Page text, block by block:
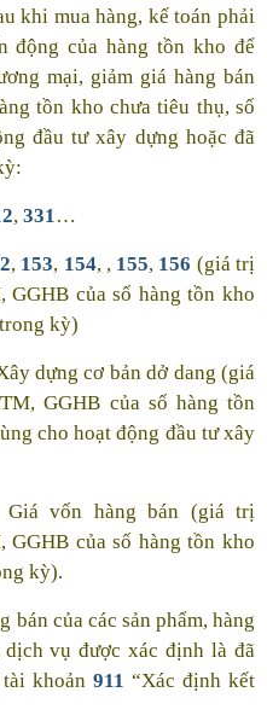
khi mua hàng, kế toán phải
động của hàng tồn kho để
mại, giảm giá hàng bán
tồn kho chưa tiêu thụ, số
đầu tư xây dựng hoặc đã
, 331…
, 153, 154, , 155, 156 (giá trị
GGHB của số hàng tồn kho
kỳ)
dựng cơ bản dở dang (giá
GGHB của số hàng tồn
cho hoạt động đầu tư xây
vốn hàng bán (giá trị
GGHB của số hàng tồn kho
kỳ).
bán của các sản phẩm, hàng
dịch vụ được xác định là đã
tài khoản911 “Xác định kết